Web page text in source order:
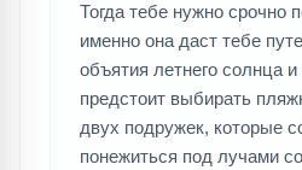
Тогда тебе нужно срочно
именно она даст тебе
объятия летнего солнца
предстоит выбирать
двух подружек, которые
понежиться под лучами